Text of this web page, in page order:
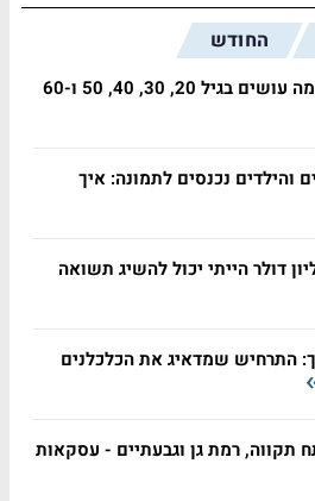
החודש
20, 30, 40, 50 ו-60
והילדים נכנסים לתמונה: איך
דולר הייתי יכול להשיג תשואה
התרחיש שמדאיג את הכלכלנים
תקווה, רמת גן וגבעתיים - עסקאות